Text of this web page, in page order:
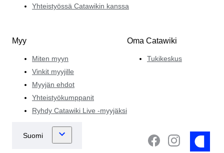
Yhteistyössä Catawikin kanssa
Myy
Miten myyn
Vinkit myyjille
Myyjän ehdot
Yhteistyökumppanit
Ryhdy Catawiki Live -myyjäksi
Oma Catawiki
Tukikeskus